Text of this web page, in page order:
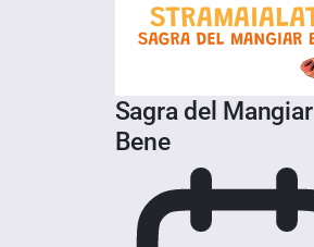
Sagra del Mangiar
Bene